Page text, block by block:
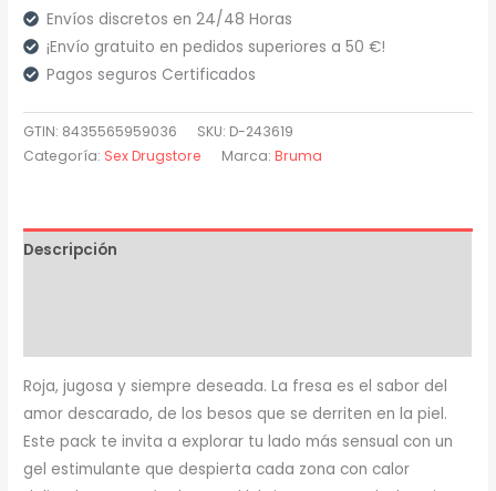
Kit
Tentación
Dulce
Fresa
con
Potenciador
Orgasmos
cantidad
Envíos discretos en 24/48 Horas
¡Envío gratuito en pedidos superiores a 50 €!
Pagos seguros Certificados
GTIN: 8435565959036 SKU: D-243619
Categoría: Sex Drugstore Marca:Bruma
Descripción
Roja, jugosa y siempre deseada. La fresa es el sabor del
amor descarado, de los besos que se derriten en la piel.
Este pack te invita a explorar tu lado más sensual con un
gel estimulante que despierta cada zona con calor